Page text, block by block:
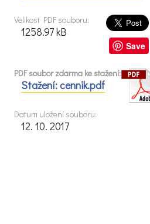
Save
Velikost PDF souboru:
1258.97 kB
PDF soubor zdarma ke stažení:
Stažení: cennik.pdf
Datum uložení souboru:
12. 10. 2017